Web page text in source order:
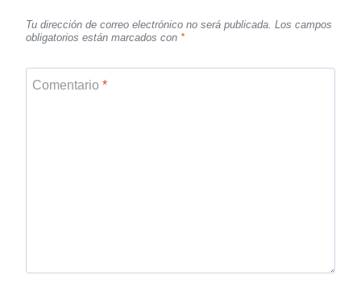
Tu dirección de correo electrónico no será publicada. Los campos
obligatorios están marcados con *
Comentario *